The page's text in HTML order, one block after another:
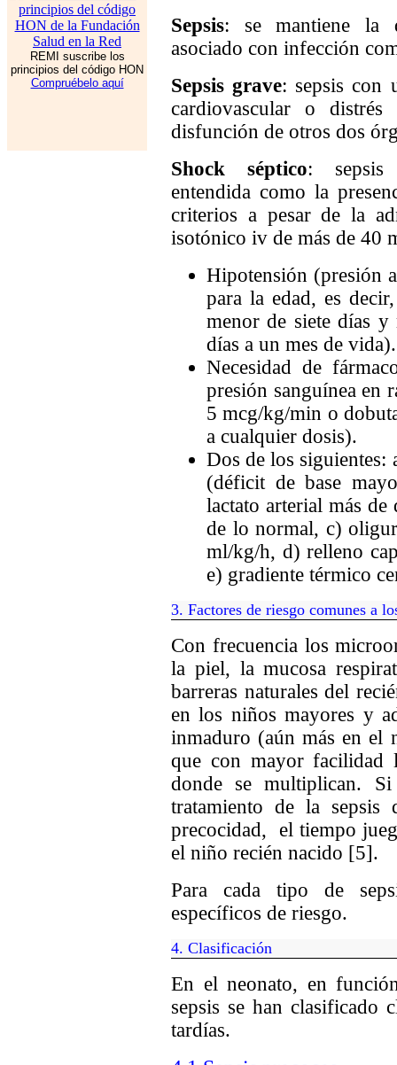
REMI suscribe los
principios del código HON
Compruébelo aquí
Sepsis: se mantiene la
asociado con infección
Sepsis grave: sepsis con
cardiovascular o
disfunción de otros dos
Shock séptico: sepsis
entendida como la
criterios a pesar de la
isotónico iv de más de 40
Hipotensión (presión
para la edad, es
menor de siete días
días a un mes de vida).
Necesidad de
presión sanguínea en
5 mcg/kg/min o
a cualquier dosis).
Dos de los siguientes:
(déficit de base
lactato arterial más
de lo normal, c)
ml/kg/h, d) relleno
e) gradiente térmico
3. Factores de riesgo comunes a
Con frecuencia los
la piel, la mucosa
barreras naturales del
en los niños mayores y
inmaduro (aún más en el
que con mayor facilidad
donde se multiplican.
tratamiento de la sepsis
precocidad, el tiempo
el niño recién nacido [5].
Para cada tipo de
específicos de riesgo.
4. Clasificación
En el neonato, en
sepsis se han clasificado
tardías.